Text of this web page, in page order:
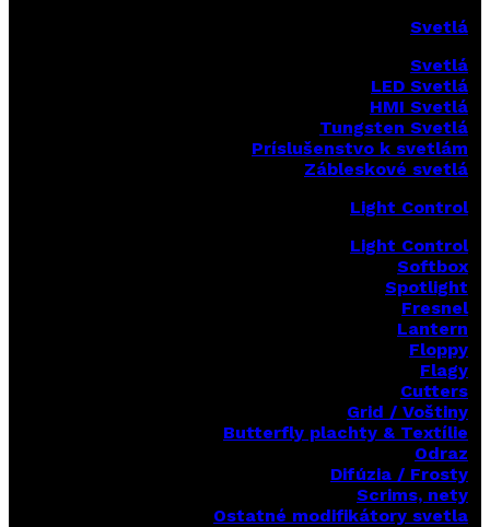
Svetlá
Svetlá
LED Svetlá
HMI Svetlá
Tungsten Svetlá
Príslušenstvo k svetlám
Zábleskové svetlá
Light Control
Light Control
Softbox
Spotlight
Fresnel
Lantern
Floppy
Flagy
Cutters
Grid / Voštiny
Butterfly plachty & Textílie
Odraz
Difúzia / Frosty
Scrims, nety
Ostatné modifikátory svetla